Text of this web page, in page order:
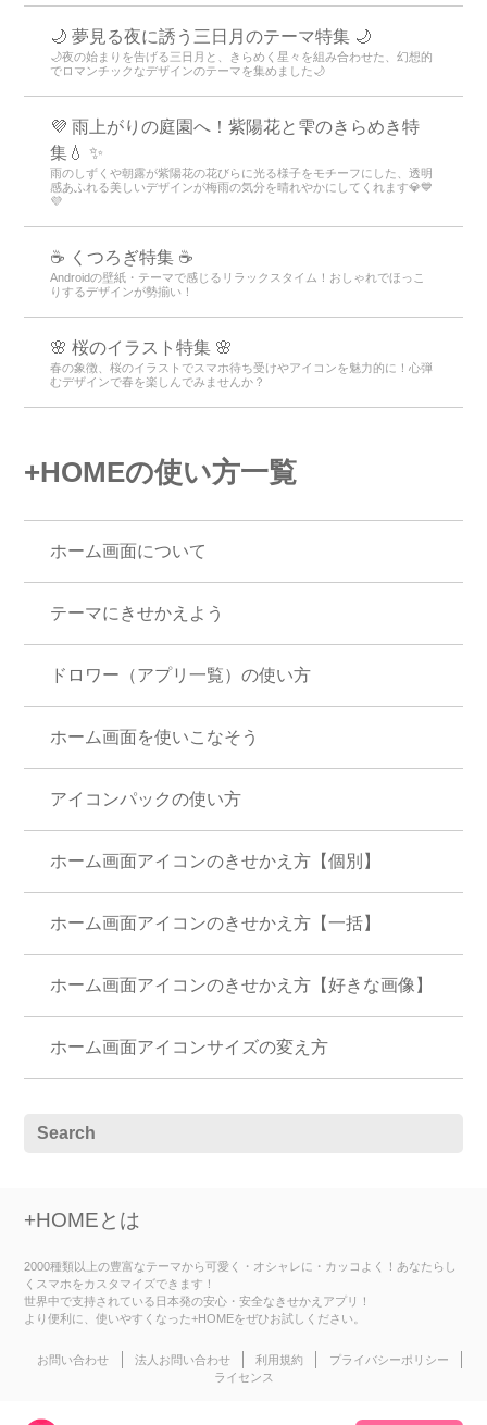
🌙 夢見る夜に誘う三日月のテーマ特集 🌙
🌙夜の始まりを告げる三日月と、きらめく星々を組み合わせた、幻想的
でロマンチックなデザインのテーマを集めました🌙
💜 雨上がりの庭園へ！紫陽花と雫のきらめき特
集💧 ✨
雨のしずくや朝露が紫陽花の花びらに光る様子をモチーフにした、透明
感あふれる美しいデザインが梅雨の気分を晴れやかにしてくれます💎💙
💜
☕ くつろぎ特集 ☕
Androidの壁紙・テーマで感じるリラックスタイム！おしゃれでほっこ
りするデザインが勢揃い！
🌸 桜のイラスト特集 🌸
春の象徴、桜のイラストでスマホ待ち受けやアイコンを魅力的に！心弾
むデザインで春を楽しんでみませんか？
+HOMEの使い方一覧
ホーム画面について
テーマにきせかえよう
ドロワー（アプリ一覧）の使い方
ホーム画面を使いこなそう
アイコンパックの使い方
ホーム画面アイコンのきせかえ方【個別】
ホーム画面アイコンのきせかえ方【一括】
ホーム画面アイコンのきせかえ方【好きな画像】
ホーム画面アイコンサイズの変え方
+HOMEとは
2000種類以上の豊富なテーマから可愛く・オシャレに・カッコよく！あなたらし
くスマホをカスタマイズできます！
世界中で支持されている日本発の安心・安全なきせかえアプリ！
より便利に、使いやすくなった+HOMEをぜひお試しください。
お問い合わせ 法人お問い合わせ 利用規約
プライバシーポリシー
ライセンス